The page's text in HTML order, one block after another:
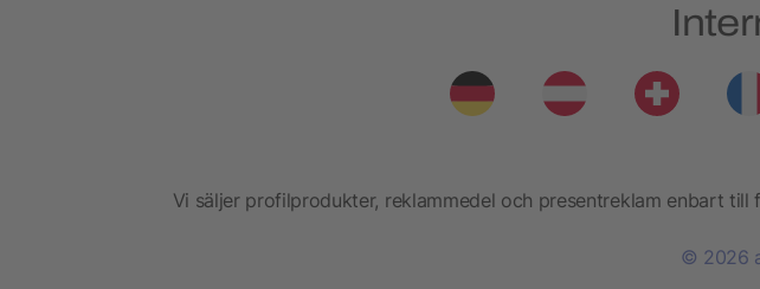
Vi säljer profilprodukter, reklammedel och presentreklam enbart
© 2026